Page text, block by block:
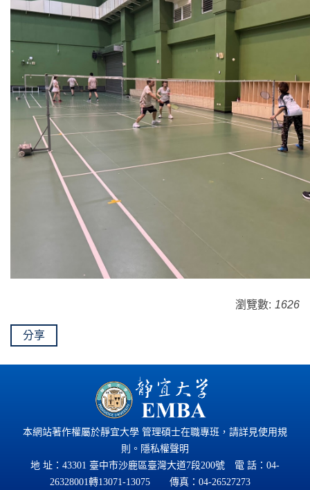
瀏覽數: 1626
分享
本網站著作權屬於靜宜大學 管理碩士在職專班，請詳見使用規
則 。 隱私權聲明
地 址：43301 臺中市沙鹿區臺灣大道7段200號 電 話： 04-
26328001 轉13071-13075 傳真：04-26527273